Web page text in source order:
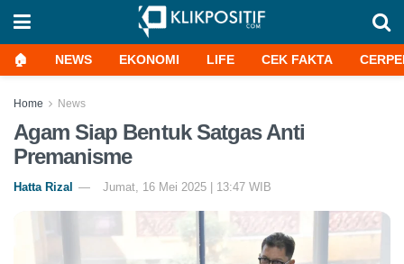
🏠 NEWS EKONOMI LIFE CEK FAKTA
Home News
Agam Siap Bentuk Satgas Anti
Premanisme
Hatta Rizal Jumat, 16 Mei 2025 | 13:47 WIB